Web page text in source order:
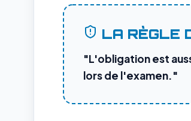
LA RÈGLE
"L'obligation est
lors de l'examen."